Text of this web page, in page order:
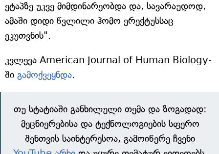
ეტაპზე უკვე მიმდინარეობდა და, სავარაუდოდ,
ამაში დიდი წვლილი ჰომო ერექტუსსაც
ეკუთვნის".
კვლევა American Journal of Human Biology-
ში გამოქვეყნდა.
თუ სტატიაში განხილული თემა და ზოგადად:
მეცნიერებისა და ტექნოლოგიების სფერო
შენთვის საინტერესოა, გამოიწერე ჩვენი